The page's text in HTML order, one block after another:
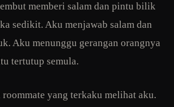
memberi salam dan pintu bilik
sedikit. Aku menjawab salam dan
Aku menunggu gerangan orangnya
tertutup semula.
yang terkaku melihat aku.